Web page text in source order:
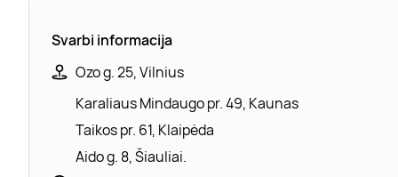
Svarbi informacija
Ozo g. 25, Vilnius
Karaliaus Mindaugo pr. 49, Kaunas
Taikos pr. 61, Klaipėda
Aido g. 8, Šiauliai.